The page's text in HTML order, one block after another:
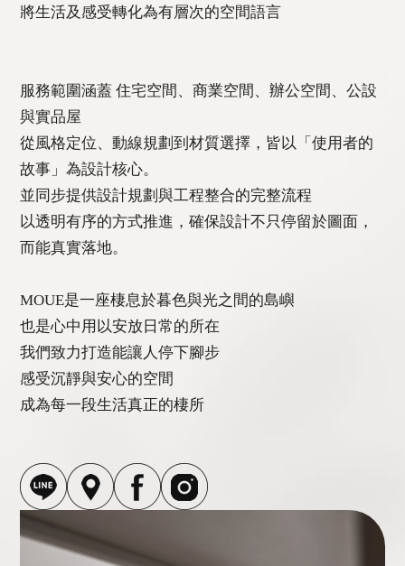
將生活及感受轉化為有層次的空間語言
服務範圍涵蓋 住宅空間、商業空間、辦公空間、公設
與實品屋
從風格定位、動線規劃到材質選擇，皆以「使用者的
故事」為設計核心。
並同步提供設計規劃與工程整合的完整流程
以透明有序的方式推進，確保設計不只停留於圖面，
而能真實落地。
MOUE是一座棲息於暮色與光之間的島嶼
也是心中用以安放日常的所在
我們致力打造能讓人停下腳步
感受沉靜與安心的空間
成為每一段生活真正的棲所